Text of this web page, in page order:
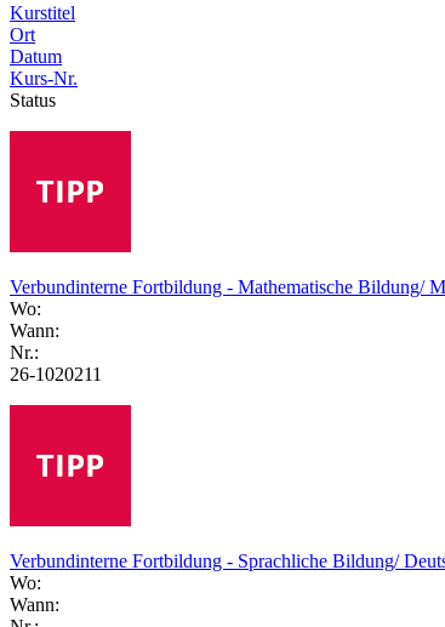
Kurstitel
Ort
Datum
Kurs-Nr.
Status
Verbundinterne Fortbildung - Mathematische Bildung/
Wo:
Wann:
Nr.:
26-1020211
Verbundinterne Fortbildung - Sprachliche Bildung/
Wo:
Wann: